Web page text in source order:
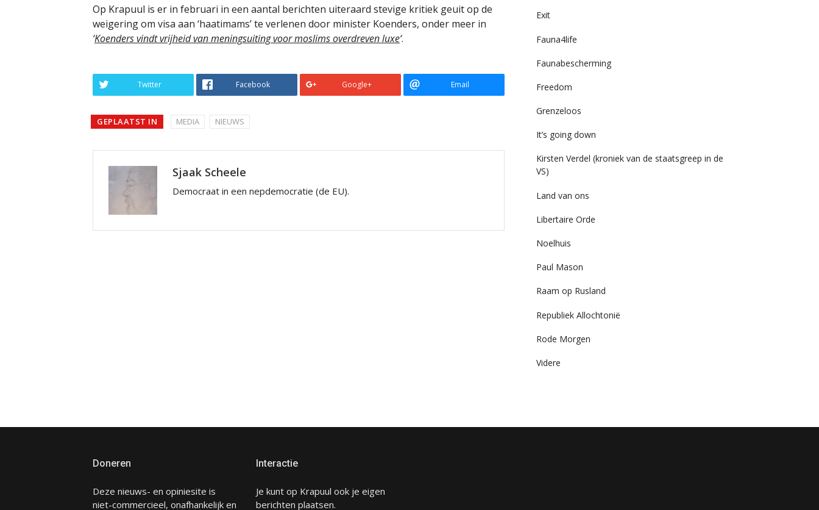
Op Krapuul is er in februari in een aantal berichten uiteraard stevige kritiek geuit op de
weigering om visa aan ‘haatimams’ te verlenen door minister Koenders, onder meer in
‘Koenders vindt vrijheid van meningsuiting voor moslims overdreven luxe‘.
Twitter Facebook Google+ Email
GEPLAATST IN MEDIA NIEUWS
Sjaak Scheele
Democraat in een nepdemocratie (de EU).
Exit
Fauna4life
Faunabescherming
Freedom
Grenzeloos
It’s going down
Kirsten Verdel (kroniek van de staatsgreep in de
VS)
Land van ons
Libertaire Orde
Noelhuis
Paul Mason
Raam op Rusland
Republiek Allochtonië
Rode Morgen
Videre
Doneren
Deze nieuws- en opiniesite is
niet-commercieel, onafhankelijk en
Interactie
Je kunt op Krapuul ook je eigen
berichten plaatsen.